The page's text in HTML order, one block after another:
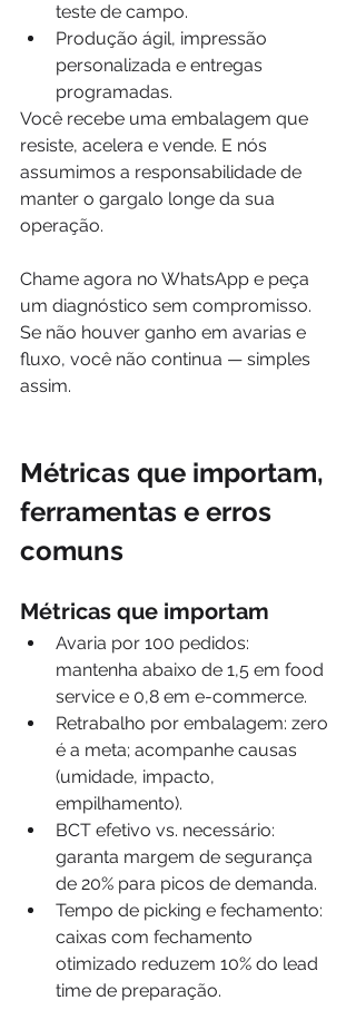
teste de campo.
Produção ágil, impressão
personalizada e entregas
programadas.
Você recebe uma embalagem que
resiste, acelera e vende. E nós
assumimos a responsabilidade de
manter o gargalo longe da sua
operação.
Chame agora no WhatsApp e peça
um diagnóstico sem compromisso.
Se não houver ganho em avarias e
fluxo, você não continua — simples
assim.
Métricas que importam,
ferramentas e erros
comuns
Métricas que importam
Avaria por 100 pedidos:
mantenha abaixo de 1,5 em food
service e 0,8 em e-commerce.
Retrabalho por embalagem: zero
é a meta; acompanhe causas
(umidade, impacto,
empilhamento).
BCT efetivo vs. necessário:
garanta margem de segurança
de 20% para picos de demanda.
Tempo de picking e fechamento:
caixas com fechamento
otimizado reduzem 10% do lead
time de preparação.